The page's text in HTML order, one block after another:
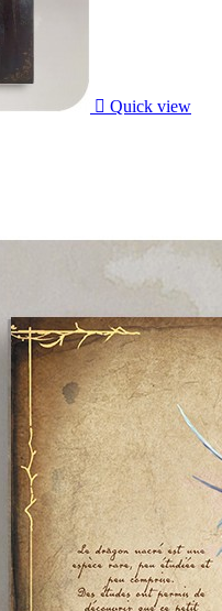
 Quick view